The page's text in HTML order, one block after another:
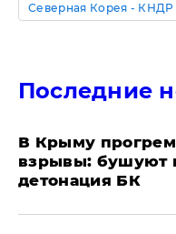
Северная Корея - КНДР
Последние
В Крыму
взрывы: бушуют
детонация БК